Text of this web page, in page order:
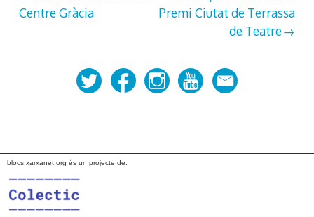
Centre Gràcia
Premi Ciutat de Terrassa
de Teatre
blocs.xarxanet.org és un projecte de: